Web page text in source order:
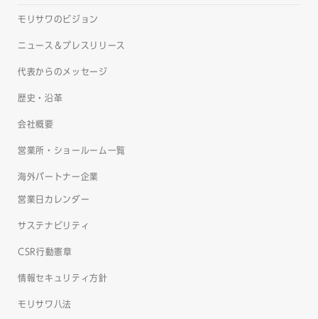
モリサワのビジョン
ニュース＆プレスリリース
代表からのメッセージ
歴史・沿革
会社概要
営業所・ショールーム一覧
海外パートナー企業
営業日カレンダー
サステナビリティ
CSR行動憲章
情報セキュリティ方針
モリサワ八法